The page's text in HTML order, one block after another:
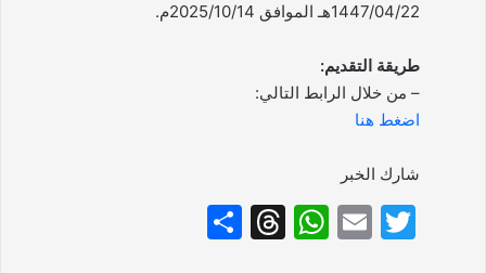
1447/04/22هـ الموافق 2025/10/14م.
طريقة التقديم:
– من خلال الرابط التالي:
اضغط هنا
شارك الخبر
T
E
W
T